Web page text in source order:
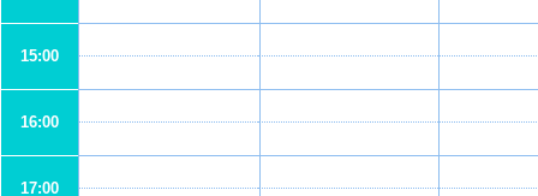
15:00
16:00
17:00